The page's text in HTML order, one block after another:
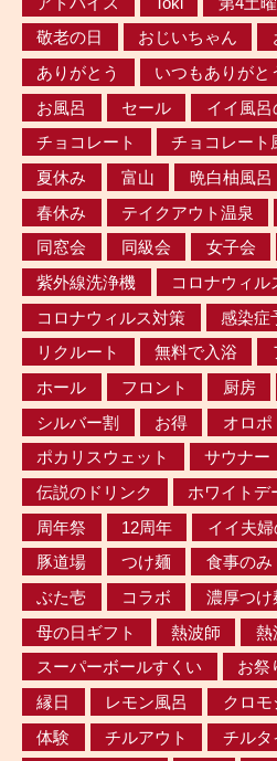
敬老の日
おじいちゃん
ありがとう
いつもありがと
お風呂
セール イイ風呂
チョコレート
チョコレート
夏休み
富山 晩白柚風呂
春休み
テイクアウト温泉
同窓会
同級会 女子会
紫外線洗浄機
コロナウィル
コロナウィルス対策
感染症
リクルート
無料で入浴
ホール
フロント 厨房
シルバー割
お得 オロポ
ポカリスウェット
サウナー
伝説のドリンク
ホワイトデ
周年祭
12周年 イイ夫婦
豚道場
つけ麺 食事のみ
ぶた壱
コラボ 濃厚つけ
母の日ギフト
熱波師
熱
スーパーボールすくい
お祭
縁日
レモン風呂 クロモ
体験
チルアウト
チルタ